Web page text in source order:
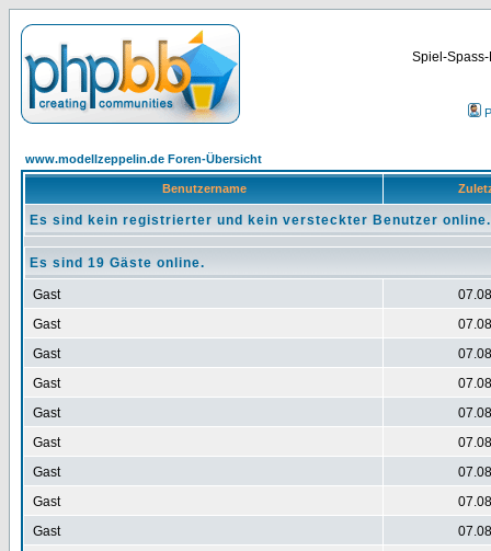
Spiel-
www.modellzeppelin.de Foren-Übersicht
Benutzername
Es sind kein registrierter und kein versteckter Benutzer online.
Es sind 19 Gäste online.
Gast
Gast
Gast
Gast
Gast
Gast
Gast
Gast
Gast